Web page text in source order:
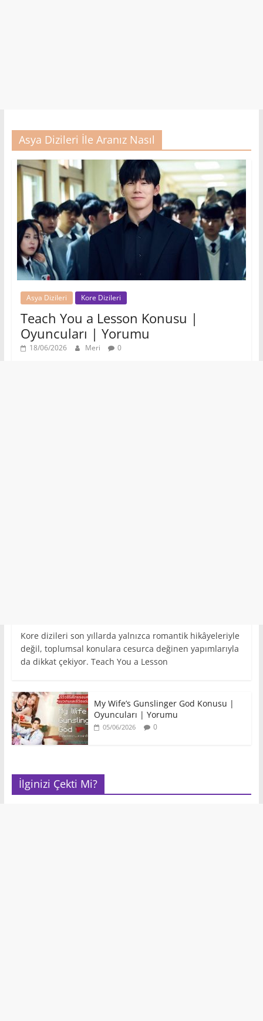
Asya Dizileri İle Aranız Nasıl
Asya Dizileri Kore Dizileri
Teach You a Lesson Konusu |
Oyuncuları | Yorumu
18/06/2026 Meri 0
Kore dizileri son yıllarda yalnızca romantik hikâyeleriyle
değil, toplumsal konulara cesurca değinen yapımlarıyla
da dikkat çekiyor. Teach You a Lesson
My Wife’s Gunslinger God Konusu |
Oyuncuları | Yorumu
05/06/2026 0
İlginizi Çekti Mi?